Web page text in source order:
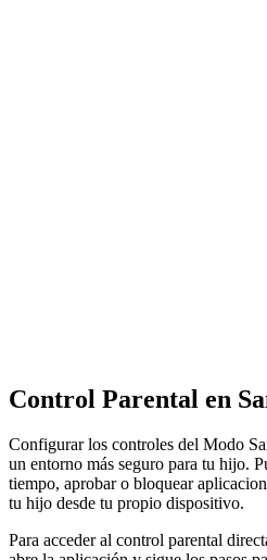
Control Parental en
Configurar los controles del Modo
un entorno más seguro para tu hijo.
tiempo, aprobar o bloquear
tu hijo desde tu propio dispositivo.
Para acceder al control parental